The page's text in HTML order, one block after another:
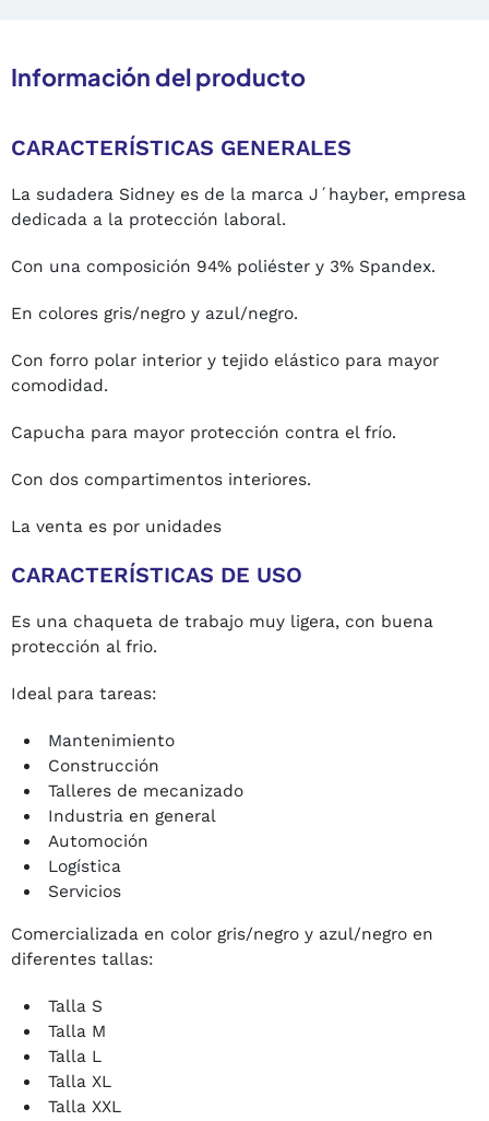
Información del producto
CARACTERÍSTICAS GENERALES
La sudadera Sidney es de la marca J´hayber, empresa
dedicada a la protección laboral.
Con una composición 94% poliéster y 3% Spandex.
En colores gris/negro y azul/negro.
Con forro polar interior y tejido elástico para mayor
comodidad.
Capucha para mayor protección contra el frío.
Con dos compartimentos interiores.
La venta es por unidades
CARACTERÍSTICAS DE USO
Es una chaqueta de trabajo muy ligera, con buena
protección al frio.
Ideal para tareas:
Mantenimiento
Construcción
Talleres de mecanizado
Industria en general
Automoción
Logística
Servicios
Comercializada en color gris/negro y azul/negro en
diferentes tallas:
Talla S
Talla M
Talla L
Talla XL
Talla XXL